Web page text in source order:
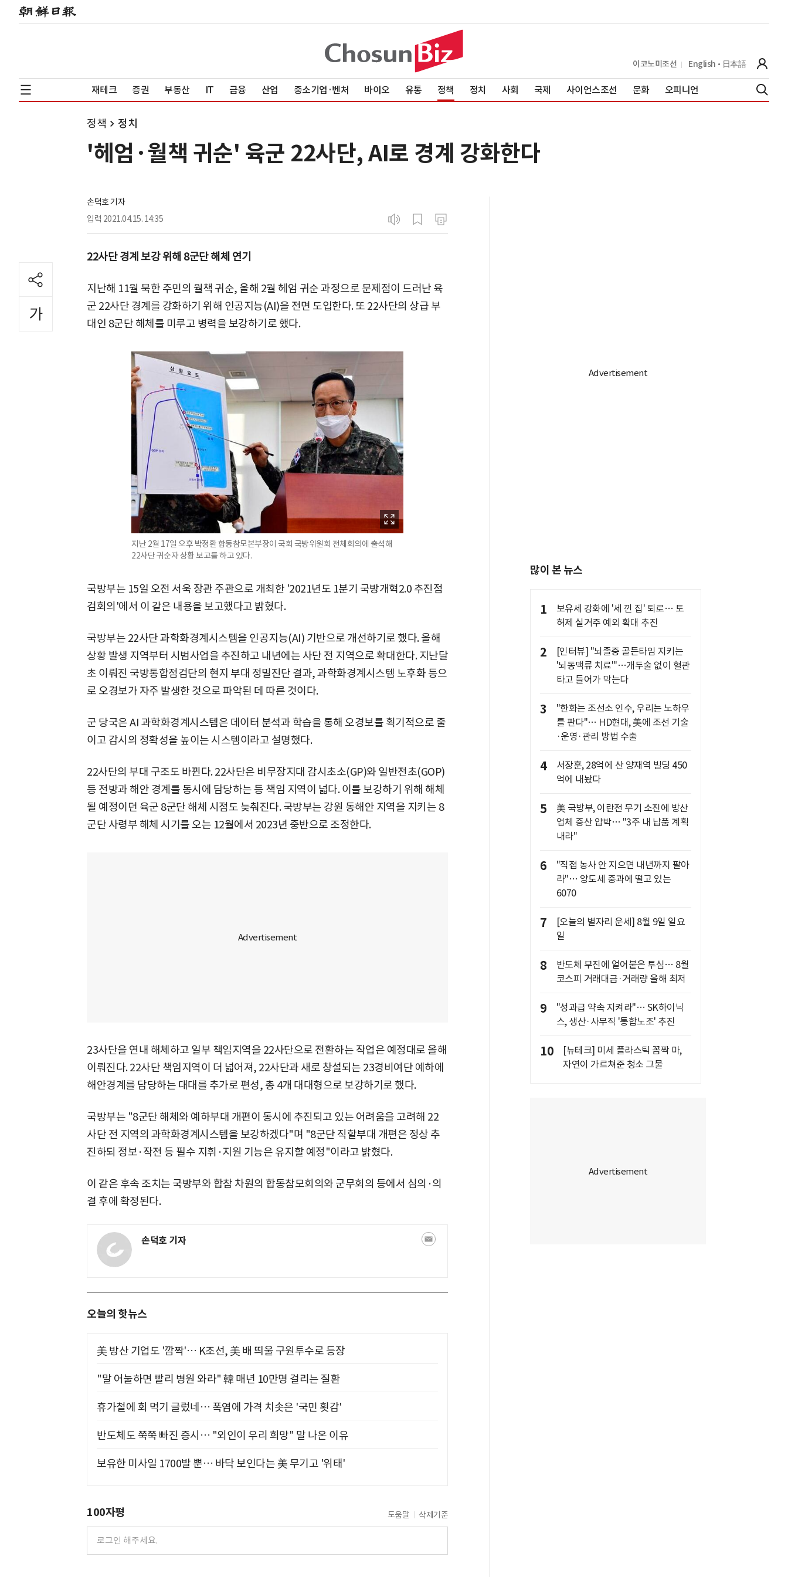
이코노미조선 English 日本語
재테크 증권 부동산 IT 금융 산업 중소기업·벤처 바이오 유통 정책 정치 사회 국제 사이언스조선 문화 오피니언
정책 정치
'헤엄·월책 귀순' 육군 22사단, AI로 경계 강화한다
손덕호 기자
입력 2021.04.15. 14:35
22사단 경계 보강 위해 8군단 해체 연기
지난해 11월 북한 주민의 월책 귀순, 올해 2월 헤엄 귀순 과정으로 문제점이 드러난 육
군 22사단 경계를 강화하기 위해 인공지능(AI)을 전면 도입한다. 또 22사단의 상급 부
대인 8군단 해체를 미루고 병력을 보강하기로 했다.
지난 2월 17일 오후 박정환 합동참모본부장이 국회 국방위원회 전체회의에 출석해
22사단 귀순자 상황 보고를 하고 있다.
국방부는 15일 오전 서욱 장관 주관으로 개최한 '2021년도 1분기 국방개혁2.0 추진점
검회의'에서 이 같은 내용을 보고했다고 밝혔다.
국방부는 22사단 과학화경계시스템을 인공지능(AI) 기반으로 개선하기로 했다. 올해
상황 발생 지역부터 시범사업을 추진하고 내년에는 사단 전 지역으로 확대한다. 지난달
초 이뤄진 국방통합점검단의 현지 부대 정밀진단 결과, 과학화경계시스템 노후화 등으
로 오경보가 자주 발생한 것으로 파악된 데 따른 것이다.
군 당국은 AI 과학화경계시스템은 데이터 분석과 학습을 통해 오경보를 획기적으로 줄
이고 감시의 정확성을 높이는 시스템이라고 설명했다.
22사단의 부대 구조도 바뀐다. 22사단은 비무장지대 감시초소(GP)와 일반전초(GOP)
등 전방과 해안 경계를 동시에 담당하는 등 책임 지역이 넓다. 이를 보강하기 위해 해체
될 예정이던 육군 8군단 해체 시점도 늦춰진다. 국방부는 강원 동해안 지역을 지키는 8
군단 사령부 해체 시기를 오는 12월에서 2023년 중반으로 조정한다.
23사단을 연내 해체하고 일부 책임지역을 22사단으로 전환하는 작업은 예정대로 올해
이뤄진다. 22사단 책임지역이 더 넓어져, 22사단과 새로 창설되는 23경비여단 예하에
해안경계를 담당하는 대대를 추가로 편성, 총 4개 대대형으로 보강하기로 했다.
국방부는 "8군단 해체와 예하부대 개편이 동시에 추진되고 있는 어려움을 고려해 22
사단 전 지역의 과학화경계시스템을 보강하겠다"며 "8군단 직할부대 개편은 정상 추
진하되 정보·작전 등 필수 지휘·지원 기능은 유지할 예정"이라고 밝혔다.
이 같은 후속 조치는 국방부와 합참 차원의 합동참모회의와 군무회의 등에서 심의·의
결 후에 확정된다.
손덕호 기자
오늘의 핫뉴스
美 방산 기업도 '깜짝'… K조선, 美 배 띄울 구원투수로 등장
"말 어눌하면 빨리 병원 와라" 韓 매년 10만명 걸리는 질환
휴가철에 회 먹기 글렀네… 폭염에 가격 치솟은 '국민 횟감'
반도체도 쭉쭉 빠진 증시… "외인이 우리 희망" 말 나온 이유
보유한 미사일 1700발 뿐… 바닥 보인다는 美 무기고 '위태'
100자평 도움말 삭제기준
많이 본 뉴스
1
보유세 강화에 '세 낀 집' 퇴로… 토
허제 실거주 예외 확대 추진
2
[인터뷰] "뇌졸중 골든타임 지키는
'뇌동맥류 치료'"…개두술 없이 혈관
타고 들어가 막는다
3
"한화는 조선소 인수, 우리는 노하우
를 판다"… HD현대, 美에 조선 기술
·운영·관리 방법 수출
4
서장훈, 28억에 산 양재역 빌딩 450
억에 내놨다
5
美 국방부, 이란전 무기 소진에 방산
업체 증산 압박… "3주 내 납품 계획
내라"
6
"직접 농사 안 지으면 내년까지 팔아
라"… 양도세 중과에 떨고 있는
6070
7
[오늘의 별자리 운세] 8월 9일 일요
일
8
반도체 부진에 얼어붙은 투심… 8월
코스피 거래대금·거래량 올해 최저
9
"성과급 약속 지켜라"… SK하이닉
스, 생산·사무직 '통합노조' 추진
10
[뉴테크] 미세 플라스틱 꼼짝 마,
자연이 가르쳐준 청소 그물